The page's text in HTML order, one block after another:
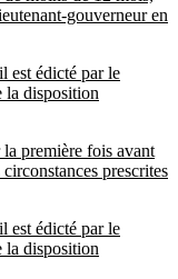
gouverneur en
est édicté par le
la disposition
première fois avant
prescrites
est édicté par le
la disposition